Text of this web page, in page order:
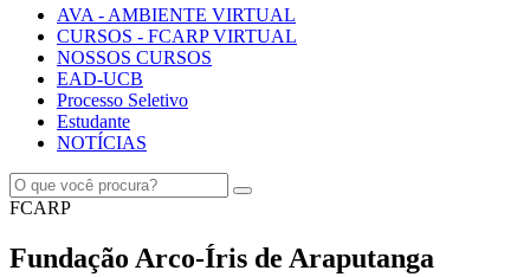
AVA - AMBIENTE VIRTUAL
CURSOS - FCARP VIRTUAL
NOSSOS CURSOS
EAD-UCB
Processo Seletivo
Estudante
NOTÍCIAS
FCARP
Fundação Arco-Íris de Araputanga